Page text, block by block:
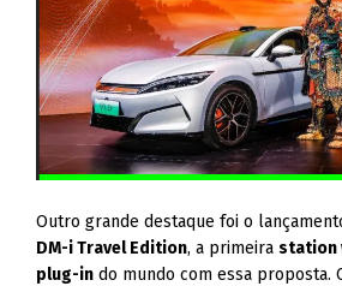
Outro grande destaque foi o
DM-i Travel Edition, a primeirastation
plug-in do mundo com essa proposta.